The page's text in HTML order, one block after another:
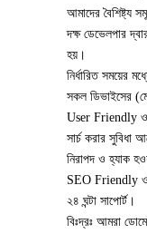
আমাদের বৈশিষ্ট্য
দক্ষ ডেভেলপার
হয়। ‍
নির্ধারিত সময়ের
সকল ডিভাইসের
User Friendly
সার্চ করার সুবিধা
নিরাপদ ও হ্যাক
SEO Friendly
২৪ ঘন্টা সাপোর্ট।
বিঃদ্রঃ আমরা